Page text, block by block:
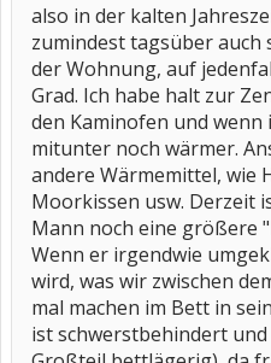
also in der kalten
zumindest tagsüber auch
der Wohnung, auf
Grad. Ich habe halt zur
den Kaminofen und wenn
mitunter noch wärmer.
andere Wärmemittel, wie
Moorkissen usw. Derzeit
Mann noch eine größere
Wenn er irgendwie
wird, was wir zwischen
mal machen im Bett in
ist schwerstbehindert